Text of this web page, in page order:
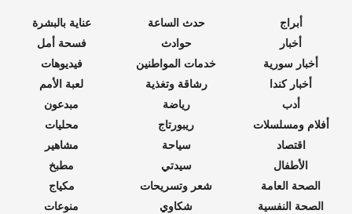
أبراج
أخبار
أخبار سورية
أخبار كندا
أدب
أفلام ومسلسلات
اقتصاد
الأطفال
الصحة العامة
الصحة النفسية
حدث الساعة
حوادث
خدمات المواطنين
رشاقة وتغذية
رياضة
ريبورتاج
سياحة
سيدتي
شعر وتسريحات
شكاوي
عناية بالبشرة
فسحة أمل
فيديوهات
لعبة الأمم
مبدعون
محليات
مشاهير
مطبخ
مكياج
منوعات